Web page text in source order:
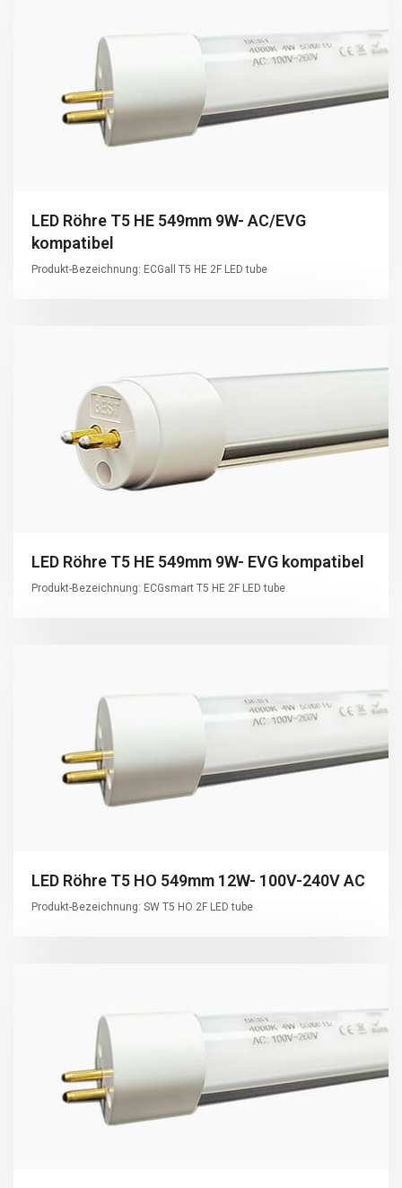
LED Röhre T5 HE 549mm 9W- AC/EVG
kompatibel
Produkt-Bezeichnung: ECGall T5 HE 2F LED tube
LED Röhre T5 HE 549mm 9W- EVG kompatibel
Produkt-Bezeichnung: ECGsmart T5 HE 2F LED tube
LED Röhre T5 HO 549mm 12W- 100V-240V AC
Produkt-Bezeichnung: SW T5 HO 2F LED tube